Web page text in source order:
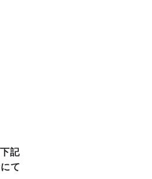
記
て